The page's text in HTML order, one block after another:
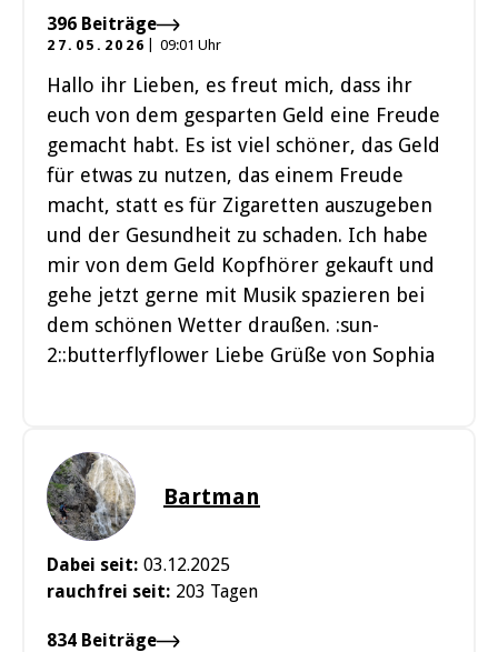
396 Beiträge
27.05.2026 09:01 Uhr
Hallo ihr Lieben, es freut mich, dass ihr
euch von dem gesparten Geld eine Freude
gemacht habt. Es ist viel schöner, das Geld
für etwas zu nutzen, das einem Freude
macht, statt es für Zigaretten auszugeben
und der Gesundheit zu schaden. Ich habe
mir von dem Geld Kopfhörer gekauft und
gehe jetzt gerne mit Musik spazieren bei
dem schönen Wetter draußen. :sun-
2::butterflyflower Liebe Grüße von Sophia
Bartman
Dabei seit: 03.12.2025
rauchfrei seit: 203 Tagen
834 Beiträge